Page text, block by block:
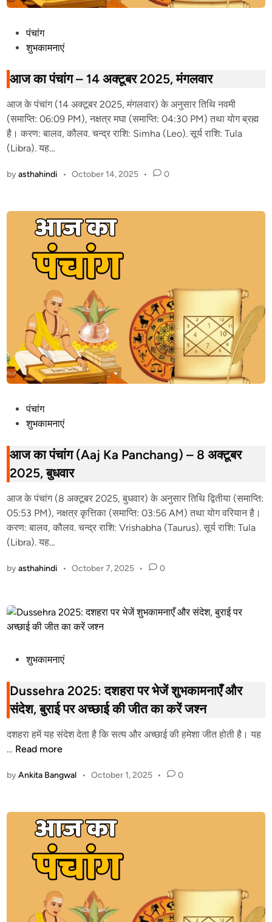
t
e
d
i
n
पंचांग
शुभकामनाएं
आज का पंचांग – 14 अक्टूबर 2025, मंगलवार
आज के पंचांग (14 अक्टूबर 2025, मंगलवार) के अनुसार तिथि नवमी
(समाप्ति: 06:09 PM), नक्षत्र मघा (समाप्ति: 04:30 PM) तथा योग ब्रह्म
है। करण: बालव, कौलव. चन्द्र राशि: Simha (Leo). सूर्य राशि: Tula
(Libra). यह…
byasthahindi • October 14, 2025 • 0
t
e
d
i
n
पंचांग
शुभकामनाएं
आज का पंचांग (Aaj Ka Panchang) – 8 अक्टूबर
2025, बुधवार
आज के पंचांग (8 अक्टूबर 2025, बुधवार) के अनुसार तिथि द्वितीया (समाप्ति:
05:53 PM), नक्षत्र कृत्तिका (समाप्ति: 03:56 AM) तथा योग वरियान है।
करण: बालव, कौलव. चन्द्र राशि: Vrishabha (Taurus). सूर्य राशि: Tula
(Libra). यह…
byasthahindi • October 7, 2025 • 0
s
t
e
d
शुभकामनाएं
Dussehra 2025: दशहरा पर भेजें शुभकामनाएँ और
संदेश, बुराई पर अच्छाई की जीत का करें जश्न
दशहरा हमें यह संदेश देता है कि सत्य और अच्छाई की हमेशा जीत होती है। यह
… D
s
Read more
byAnkita Bangwal • October 1, 2025 • 0